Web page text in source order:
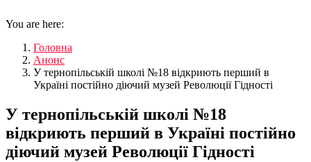
You are here:
Головна
Анонс
У тернопільській школі №18 відкриють перший в
Україні постійно діючий музей Революції Гідності
У тернопільській школі №18
відкриють перший в Україні постійно
діючий музей Революції Гідності